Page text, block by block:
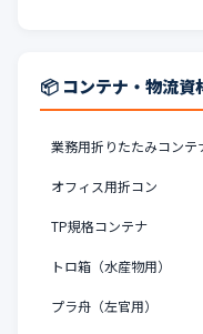
📦 コンテナ・物流資
業務用折りたたみコンテ
オフィス用折コン
TP規格コンテナ
トロ箱（水産物用）
プラ舟（左官用）